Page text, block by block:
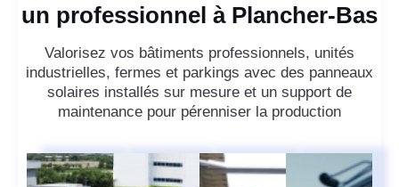
un professionnel à Plancher-Bas
Valorisez vos bâtiments professionnels, unités
industrielles, fermes et parkings avec des panneaux
solaires installés sur mesure et un support de
maintenance pour pérenniser la production